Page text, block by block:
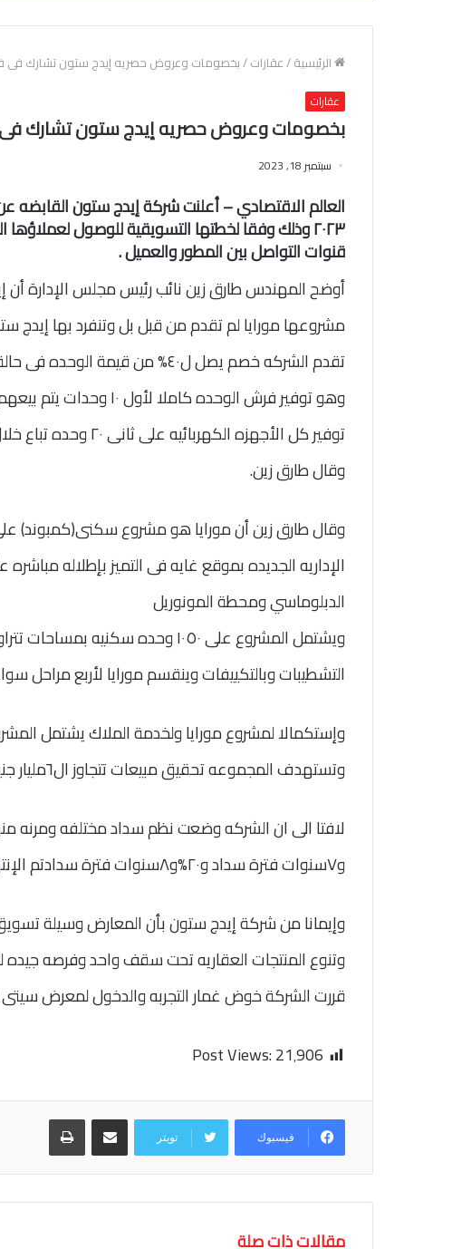
الرئيسية/عقارات/بخصومات وعروض حصريه إيدج ستون تشارك فى
عقارات
بخصومات وعروض حصريه إيدج ستون تشارك فى
سبتمبر 18, 2023
العالم الاقتصادي – أعلنت شركة إيدج ستون
٢٠٢٣ وذلك وفقا لخطتها التسويقية للوصول
قنوات التواصل بين المطور والعميل .
أوضح المهندس طارق زين نائب رئيس مجلس الإدارة
مشروعها مورايا لم تقدم من قبل بل وتنفرد بها إيدج
تقدم الشركه خصم يصل ل٤٠% من
وهو توفير فرش الوحده
توفير كل الأجهزه الكهربائيه على ثانى ٢٠ وحده تباع خلال أيام المعرض
وقال طارق زين.
الإداريه الجديده بموقع غايه فى التميز بإطلاله
الدبلوماسي ومحطة المونوريل
التشطيبات وبالتكييفات وينقسم مورايا لأربع مراحل
وإستكمالا لمشروع مورايا ولخدمة الملاك يشتمل
وتستهدف المجموعه تحقيق مبيعات تتجاوز ال٦مليار جنيه حتى عام ٢٠٢٤
و٧سنوات فترة سداد و٢٠%و٨سنوات فترة سدادتم الإنتهاء من تنفيذ ٤٠%من الهيكل الخرسانى للمشروع.
وإيمانا من شركة إيدج ستون بأن المعارض وسيلة
وتنوع المنتجات العقاريه تحت سقف واحد وفرصه
قررت الشركة خوض غمار التجربه والدخول لمعرض
Post Views:21٬906
فيسبوك تويتر
مقالات ذات صلة